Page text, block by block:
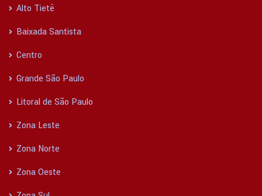
Alto Tietê
Baixada Santista
Centro
Grande São Paulo
Litoral de São Paulo
Zona Leste
Zona Norte
Zona Oeste